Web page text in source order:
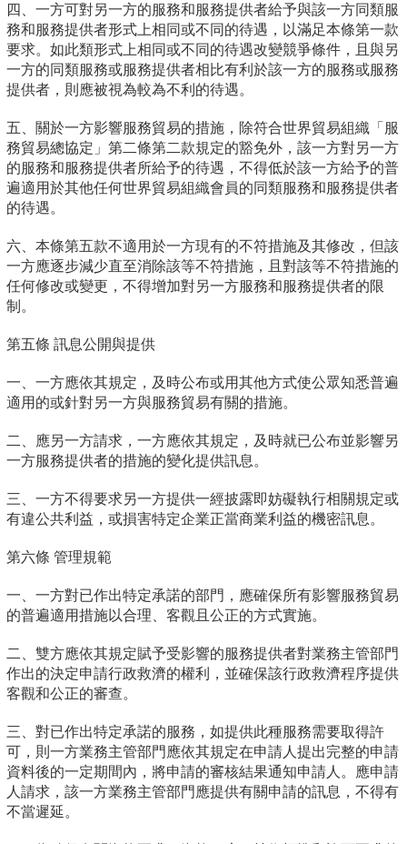
四、一方可對另一方的服務和服務提供者給予與該一方同類服
務和服務提供者形式上相同或不同的待遇，以滿足本條第一款
要求。如此類形式上相同或不同的待遇改變競爭條件，且與另
一方的同類服務或服務提供者相比有利於該一方的服務或服務
提供者，則應被視為較為不利的待遇。
五、關於一方影響服務貿易的措施，除符合世界貿易組織「服
務貿易總協定」第二條第二款規定的豁免外，該一方對另一方
的服務和服務提供者所給予的待遇，不得低於該一方給予的普
遍適用於其他任何世界貿易組織會員的同類服務和服務提供者
的待遇。
六、本條第五款不適用於一方現有的不符措施及其修改，但該
一方應逐步減少直至消除該等不符措施，且對該等不符措施的
任何修改或變更，不得增加對另一方服務和服務提供者的限
制。
第五條 訊息公開與提供
一、一方應依其規定，及時公布或用其他方式使公眾知悉普遍
適用的或針對另一方與服務貿易有關的措施。
二、應另一方請求，一方應依其規定，及時就已公布並影響另
一方服務提供者的措施的變化提供訊息。
三、一方不得要求另一方提供一經披露即妨礙執行相關規定或
有違公共利益，或損害特定企業正當商業利益的機密訊息。
第六條 管理規範
一、一方對已作出特定承諾的部門，應確保所有影響服務貿易
的普遍適用措施以合理、客觀且公正的方式實施。
二、雙方應依其規定賦予受影響的服務提供者對業務主管部門
作出的決定申請行政救濟的權利，並確保該行政救濟程序提供
客觀和公正的審查。
三、對已作出特定承諾的服務，如提供此種服務需要取得許
可，則一方業務主管部門應依其規定在申請人提出完整的申請
資料後的一定期間內，將申請的審核結果通知申請人。應申請
人請求，該一方業務主管部門應提供有關申請的訊息，不得有
不當遲延。